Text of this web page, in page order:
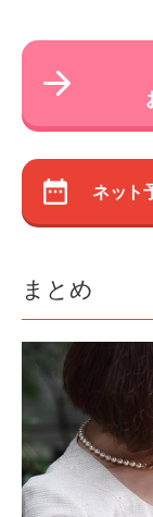
ネット
まとめ